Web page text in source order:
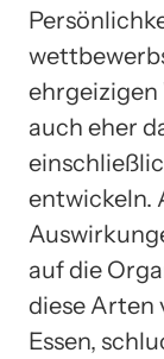
ehrgeizigen
auch eher
entwickeln.
auf die
diese Arten
Essen,